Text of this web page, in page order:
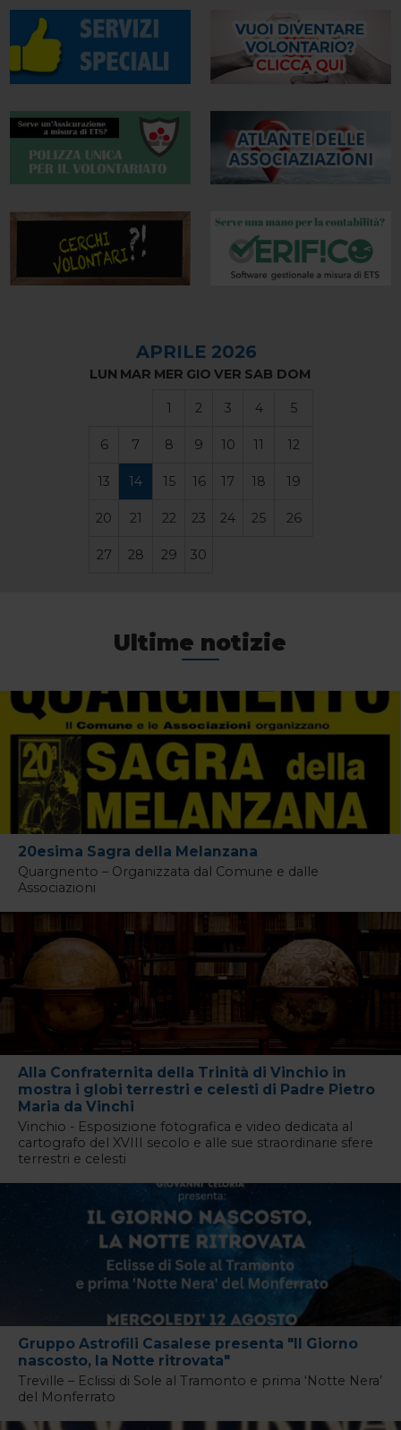
APRILE 2026
LUN MAR MER GIO VER SAB DOM
1 2 3 4 5
6 7 8 9 10 11 12
13 14 15 16 17 18 19
20 21 22 23 24 25 26
27 28 29 30
Ultime notizie
20esima Sagra della Melanzana
Quargnento – Organizzata dal Comune e dalle
Associazioni
Alla Confraternita della Trinità di Vinchio in
mostra i globi terrestri e celesti di Padre Pietro
Maria da Vinchi
Vinchio - Esposizione fotografica e video dedicata al
cartografo del XVIII secolo e alle sue straordinarie sfere
terrestri e celesti
Gruppo Astrofili Casalese presenta "Il Giorno
nascosto, la Notte ritrovata"
Treville – Eclissi di Sole al Tramonto e prima ‘Notte Nera’
del Monferrato